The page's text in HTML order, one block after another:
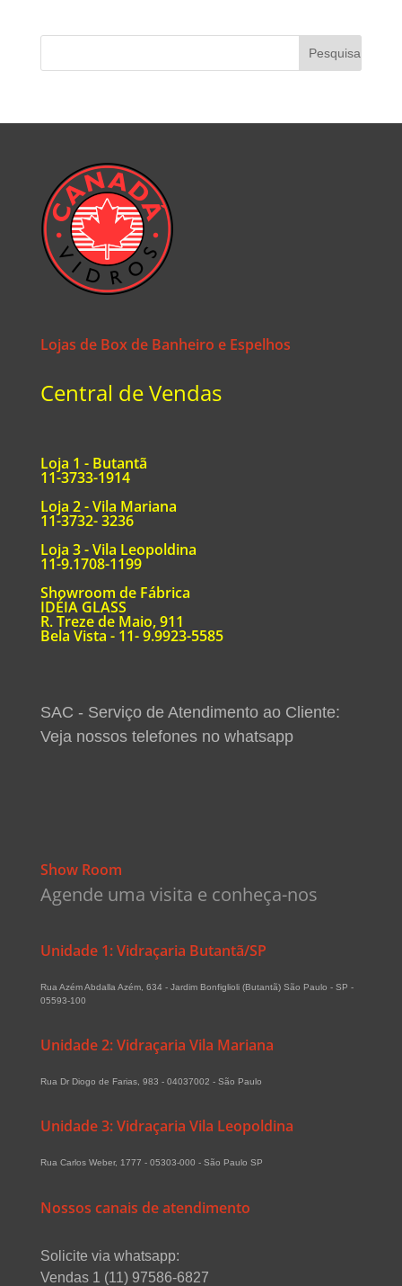
Lojas de Box de Banheiro e Espelhos
Central de Vendas
Loja 1 - Butantã
11-3733-1914
Loja 2 - Vila Mariana
11-3732- 3236
Loja 3 - Vila Leopoldina
11-9.1708-1199
Showroom de Fábrica
IDÉIA GLASS
R. Treze de Maio, 911
Bela Vista - 11- 9.9923-5585
SAC - Serviço de Atendimento ao Cliente:
Veja nossos telefones no whatsapp
Show Room
Agende uma visita e conheça-nos
Unidade 1: Vidraçaria Butantã/SP
Rua Azém Abdalla Azém, 634 - Jardim Bonfiglioli (Butantã) São Paulo - SP -
05593-100
Unidade 2: Vidraçaria Vila Mariana
Rua Dr Diogo de Farias, 983 - 04037002 - São Paulo
Unidade 3: Vidraçaria Vila Leopoldina
Rua Carlos Weber, 1777 - 05303-000 - São Paulo SP
Nossos canais de atendimento
Solicite via whatsapp:
Vendas 1 (11) 97586-6827